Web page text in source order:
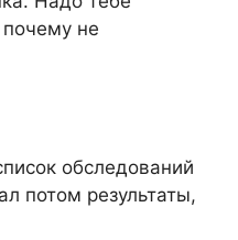
почему не
обследований
потом результаты,